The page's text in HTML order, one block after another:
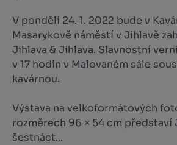
V pondělí 24. 1. 2022 bude v
Masarykově náměstí v Jihlavě
Jihlava & Jihlava. Slavnostní
v 17 hodin v Malovaném sále
kavárnou.
Výstava na velkoformátových
rozměrech 96 × 54 cm představí
šestnáct...